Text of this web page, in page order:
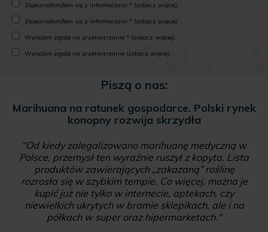
Zapoznałam/łem się z informacjami * (zobacz więcej)...
Zapoznałam/łem się z informacjami * (zobacz więcej)...
Wyrażam zgodę na przetwarzanie * (zobacz więcej)...
Wyrażam zgodę na przetwarzanie (zobacz więcej)...
Piszą o nas:
Marihuana na ratunek gospodarce. Polski rynek
konopny rozwija skrzydła
"Od kiedy zalegalizowano marihuanę medyczną w
Polsce, przemysł ten wyraźnie ruszył z kopyta. Lista
produktów zawierających „zakazaną” roślinę
rozrosła się w szybkim tempie. Co więcej, można je
kupić już nie tylko w internecie, aptekach, czy
niewielkich ukrytych w bramie sklepikach, ale i na
półkach w super oraz hipermarketach."